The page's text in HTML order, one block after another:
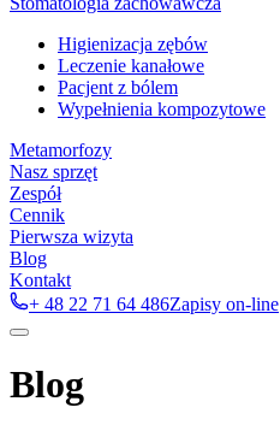
Higienizacja zębów
Leczenie kanałowe
Pacjent z bólem
Wypełnienia kompozytowe
Metamorfozy
Nasz sprzęt
Zespół
Cennik
Pierwsza wizyta
Blog
Kontakt
+ 48 22 71 64 486Zapisy on-line
Blog